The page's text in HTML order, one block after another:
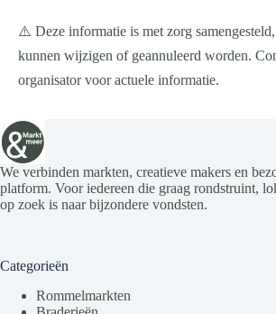
⚠️ Deze informatie is met zorg
kunnen wijzigen of geannuleerd worden.
organisator voor actuele informatie.
We verbinden markten, creatieve makers en
platform. Voor iedereen die graag rondstruint,
op zoek is naar bijzondere vondsten.
Categorieën
Rommelmarkten